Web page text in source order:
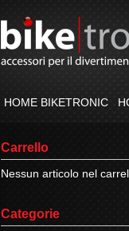
HOME BIKETRONIC
Carrello
Nessun articolo nel
Categorie